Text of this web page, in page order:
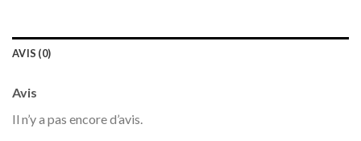
AVIS (0)
Avis
Il n’y a pas encore d’avis.